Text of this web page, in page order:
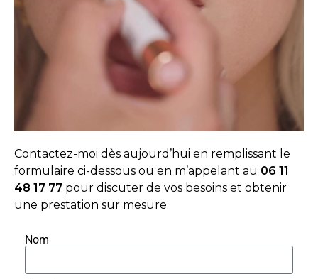
Contactez-moi dès aujourd’hui en remplissant le
formulaire ci-dessous ou en m’appelant au 06 11
48 17 77 pour discuter de vos besoins et obtenir
une prestation sur mesure.
Nom